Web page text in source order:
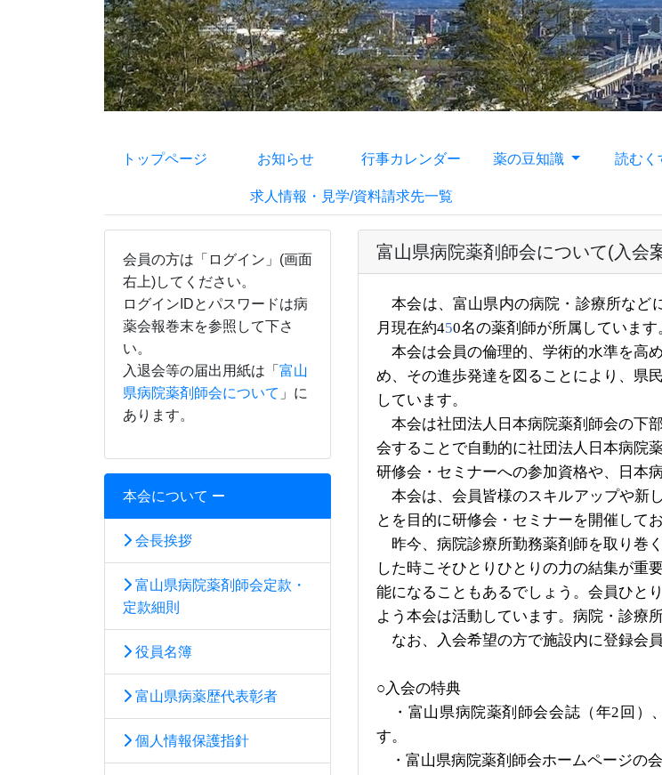
トップページ お知らせ 行事カレンダー 薬の豆知識 読むく
求人情報・見学/資料請求先一覧
会員の方は「ログイン」(画面
右上)してください。
ログインIDとパスワードは病
薬会報巻末を参照して下さ
い。
入退会等の届出用紙は「 富山
県病院薬剤師会について 」に
あります。
本会について
会長挨拶
富山県病院薬剤師会定款・
定款細則
役員名簿
富山県病薬歴代表彰者
個人情報保護指針
富山県病院薬剤師会について(入会
本会は、富山県内の病院・診療所など
月現在約450名の薬剤師が所属しています
本会は会員の倫理的、学術的水準を高
め、その進歩発達を図ることにより、県
しています。
本会は社団法人日本病院薬剤師会の下
会することで自動的に社団法人日本病院
研修会・セミナーへの参加資格や、日本
本会は、会員皆様のスキルアップや新
とを目的に研修会・セミナーを開催してお
昨今、病院診療所勤務薬剤師を取り巻
した時こそひとりひとりの力の結集が重
能になることもあるでしょう。会員ひと
よう本会は活動しています。病院・診療
なお、入会希望の方で施設内に登録会
○入会の特典
・富山県病院薬剤師会会誌（年2 回）
す。
・富山県病院薬剤師会ホームページの